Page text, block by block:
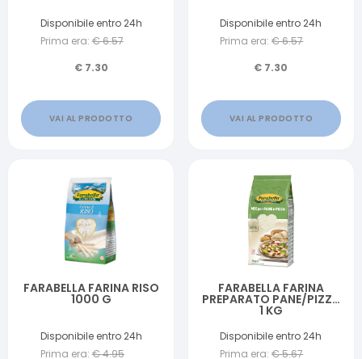
Disponibile entro 24h
Prima era: €6.57
€ 7.30
VAI AL PRODOTTO
Disponibile entro 24h
Prima era: €6.57
€ 7.30
VAI AL PRODOTTO
FARABELLA FARINA RISO
1000 G
Disponibile entro 24h
Prima era: €4.95
FARABELLA FARINA
PREPARATO PANE/PIZZA
1 KG
Disponibile entro 24h
Prima era: €5.67